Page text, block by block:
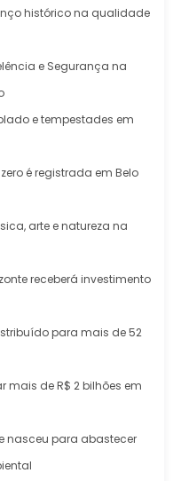
histórico na qualidade
e Segurança na
e tempestades em
é registrada em Belo
arte e natureza na
receberá investimento
para mais de 52
mais de R$ 2 bilhões em
nasceu para abastecer